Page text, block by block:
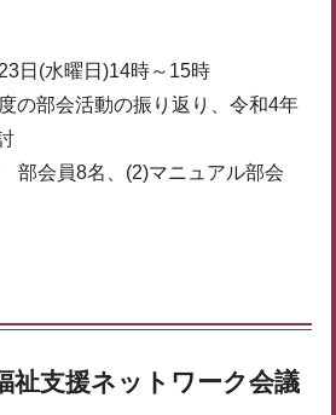
日(水曜日)14時～15時
の部会活動の振り返り、令和4年
部会員8名、(2)マニュアル部会
祉支援ネットワーク会議